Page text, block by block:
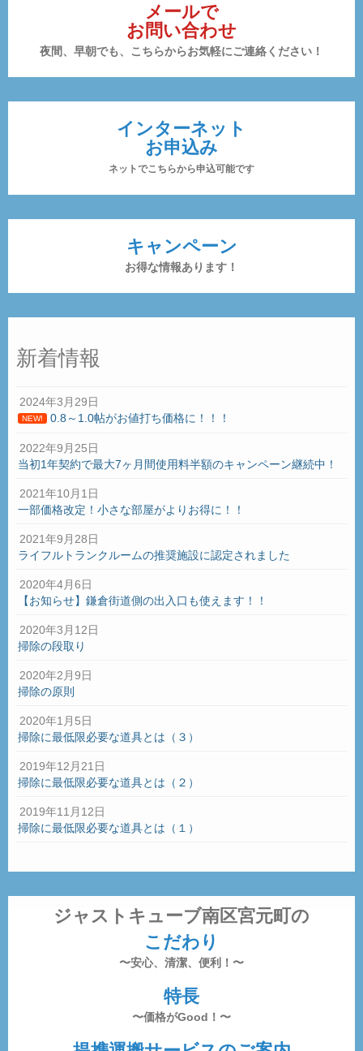
メールで
お問い合わせ
夜間、早朝でも、こちらからお気軽にご連絡ください！
インターネット
お申込み
ネットでこちらから申込可能です
キャンペーン
お得な情報あります！
新着情報
2024年3月29日
NEW! 0.8～1.0帖がお値打ち価格に！！！
2022年9月25日
当初1年契約で最大7ヶ月間使用料半額のキャンペーン継続中！
2021年10月1日
一部価格改定！小さな部屋がよりお得に！！
2021年9月28日
ライフルトランクルームの推奨施設に認定されました
2020年4月6日
【お知らせ】鎌倉街道側の出入口も使えます！！
2020年3月12日
掃除の段取り
2020年2月9日
掃除の原則
2020年1月5日
掃除に最低限必要な道具とは（３）
2019年12月21日
掃除に最低限必要な道具とは（２）
2019年11月12日
掃除に最低限必要な道具とは（１）
ジャストキューブ南区宮元町の
こだわり
〜安心、清潔、便利！〜
特長
〜価格がGood！〜